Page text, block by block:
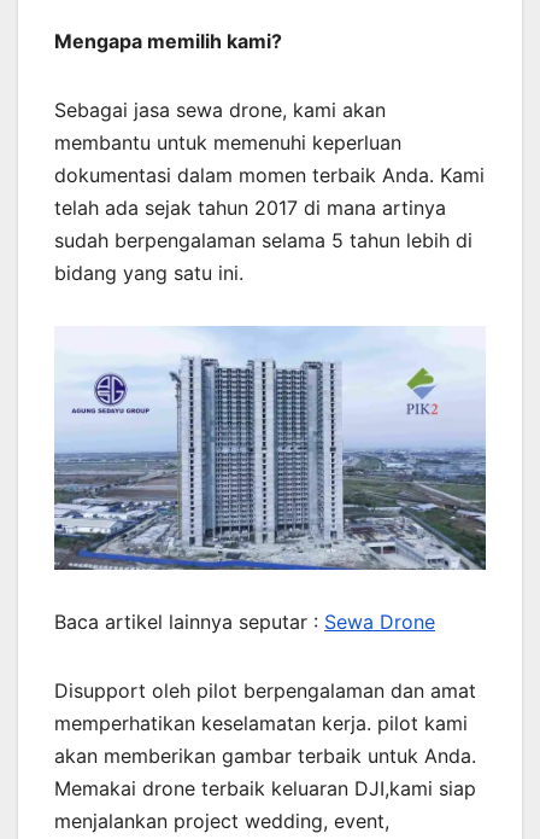
Mengapa memilih kami?
Sebagai jasa sewa drone, kami akan
membantu untuk memenuhi keperluan
dokumentasi dalam momen terbaik Anda. Kami
telah ada sejak tahun 2017 di mana artinya
sudah berpengalaman selama 5 tahun lebih di
bidang yang satu ini.
Baca artikel lainnya seputar : Sewa Drone
Disupport oleh pilot berpengalaman dan amat
memperhatikan keselamatan kerja. pilot kami
akan memberikan gambar terbaik untuk Anda.
Memakai drone terbaik keluaran DJI,kami siap
menjalankan project wedding, event,